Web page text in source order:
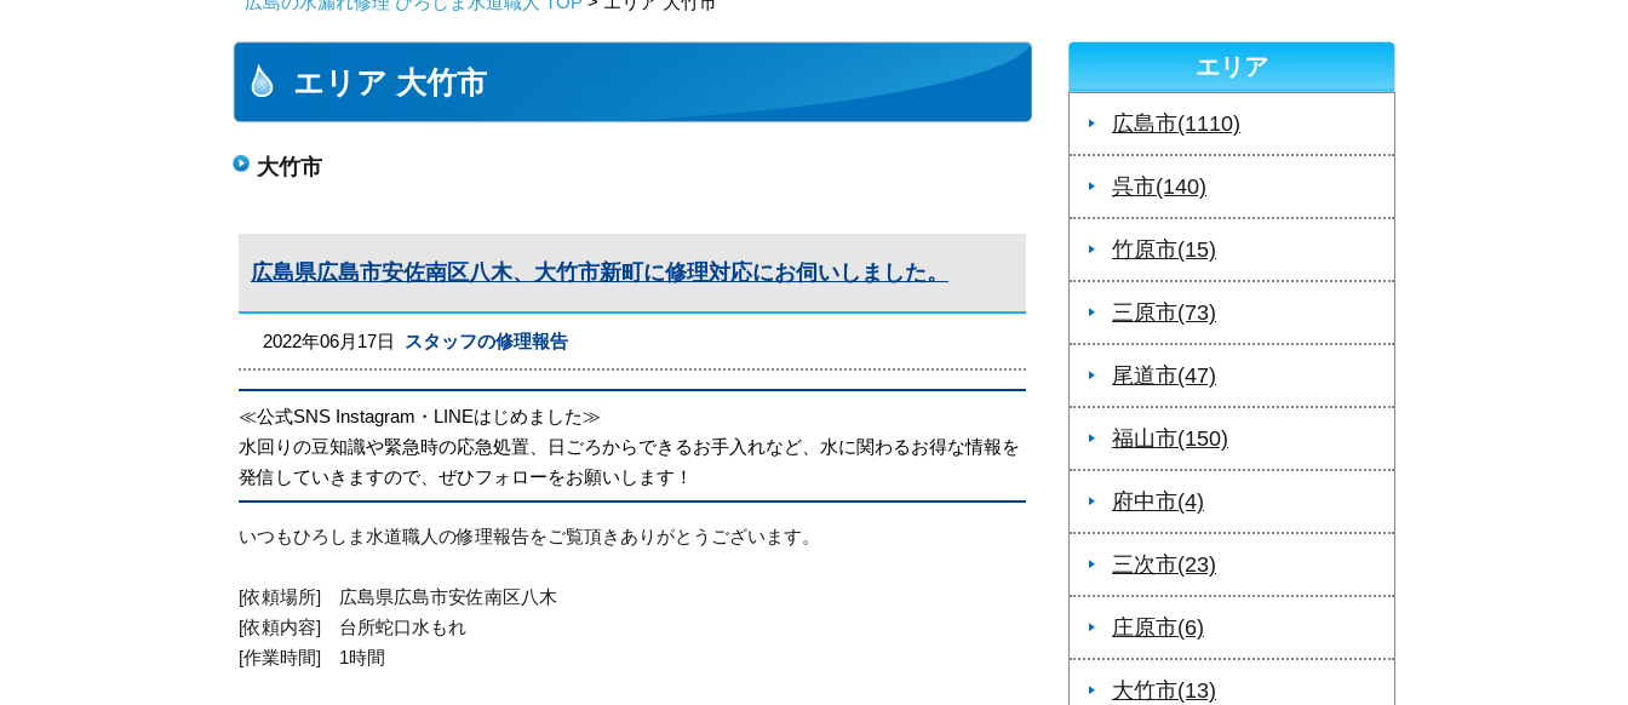
エリア 大竹市
大竹市
広島県広島市安佐南区八木、大竹市新町に修理対応にお伺いしました。
2022年06月17日 スタッフの修理報告
≪公式SNS Instagram・LINEはじめました≫
水回りの豆知識や緊急時の応急処置、日ごろからできるお手入れなど、水に関わるお得な情報を
発信していきますので、ぜひフォローをお願いします！
いつもひろしま水道職人の修理報告をご覧頂きありがとうございます。
[依頼場所] 広島県広島市安佐南区八木
[依頼内容] 台所蛇口水もれ
[作業時間] 1時間
エリア
広島市(1110)
呉市(140)
竹原市(15)
三原市(73)
尾道市(47)
福山市(150)
府中市(4)
三次市(23)
庄原市(6)
大竹市(13)